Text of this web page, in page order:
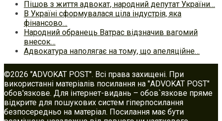
Пішов з життя адвокат, народний депутат України…
В Україні сформувалася ціла індустрія, яка
фінансово…
Народний обранець Ватрас відзначив вагомий
внесок…
Адвокатура наполягає на тому, що апеляційне…
©2026 "ADVOKAT POST". Всі права захищені. При
використанні матеріалів посилання на "ADVOKAT POST"
обов'язкове. Для інтернет-видань – обов`язкове пряме
відкрите для пошукових систем гіперпосилання
безпосередньо на матеріал. Посилання має бути